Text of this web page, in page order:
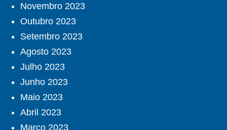
Novembro 2023
Outubro 2023
Setembro 2023
Agosto 2023
Julho 2023
Junho 2023
Maio 2023
Abril 2023
Março 2023